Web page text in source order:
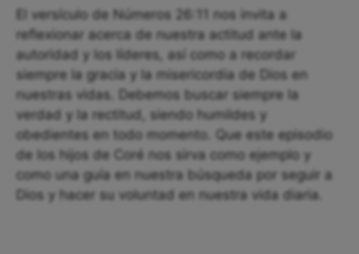
El versículo de Números 26:11 nos invita a
reflexionar acerca de nuestra actitud ante la
autoridad y los líderes, así como a recordar
siempre la gracia y la misericordia de Dios en
nuestras vidas. Debemos buscar siempre la
verdad y la rectitud, siendo humildes y
obedientes en todo momento. Que este episodio
de los hijos de Coré nos sirva como ejemplo y
como una guía en nuestra búsqueda por seguir a
Dios y hacer su voluntad en nuestra vida diaria.